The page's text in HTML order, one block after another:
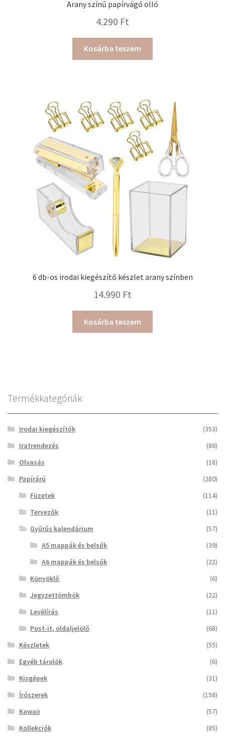
Arany színű papírvágó olló
4.290 Ft
Kosárba teszem
6 db-os irodai kiegészítő készlet arany színben
14.990 Ft
Kosárba teszem
Termékkategóriák
Irodai kiegészítők
(353)
Iratrendezés
(86)
Olvasás
(18)
Papírárú
(280)
Füzetek
(114)
Tervezők
(11)
Gyűrűs kalendárium
(57)
A5 mappák és belsők
(39)
A6 mappák és belsők
(22)
Könyöklő
(6)
Jegyzettömbök
(22)
Levélírás
(11)
Post-it, oldaljelölő
(68)
Készletek
(55)
Egyéb tárolók
(6)
Kisgépek
(31)
Írószerek
(158)
Kawaii
(57)
Kollekciók
(85)